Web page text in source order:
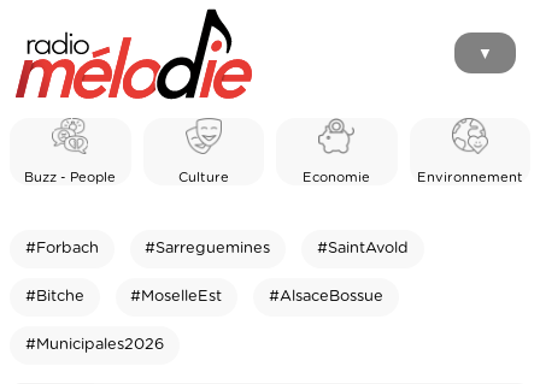
▼
Buzz - People Culture Economie Environnement
#Forbach #Sarreguemines #SaintAvold
#Bitche #MoselleEst #AlsaceBossue
#Municipales2026